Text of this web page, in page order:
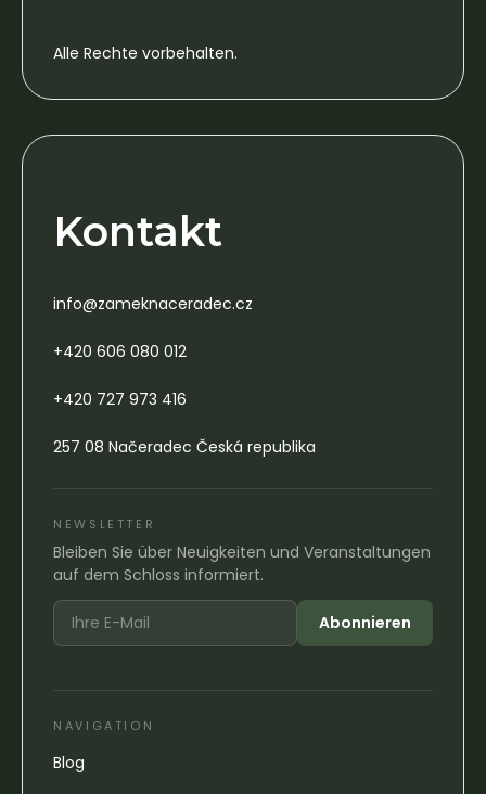
Alle Rechte vorbehalten.
Kontakt
info@zameknaceradec.cz
+420 606 080 012
+420 727 973 416
257 08 Načeradec Česká republika
NEWSLETTER
Bleiben Sie über Neuigkeiten und Veranstaltungen
auf dem Schloss informiert.
Abonnieren
NAVIGATION
Blog